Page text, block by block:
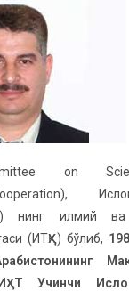
on
нинг илмий ва
(ИТҲҚ) бўлиб,
Учинчи